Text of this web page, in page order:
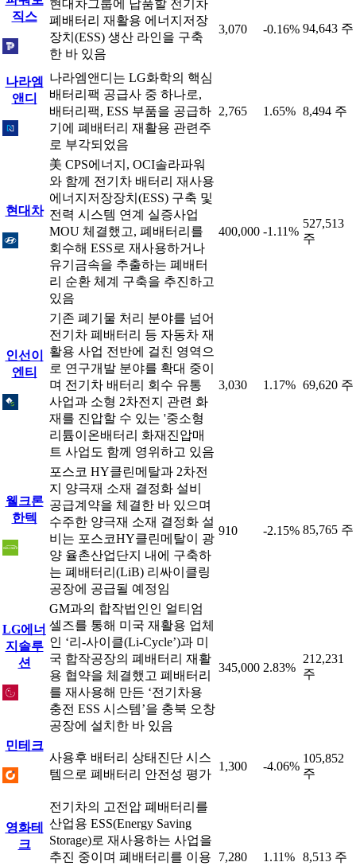
직스
현대차그룹에 납품할 전기차
폐배터리 재활용 에너지저장
장치(ESS) 생산 라인을 구축
한 바 있음
3,070 -0.16% 94,643 주
나라엠
앤디
나라엠앤디는 LG화학의 핵심
배터리팩 공급사 중 하나로,
배터리팩, ESS 부품을 공급하
기에 폐배터리 재활용 관련주
로 부각되었음
2,765 1.65% 8,494 주
현대차
美 CPS에너지, OCI솔라파워
와 함께 전기차 배터리 재사용
에너지저장장치(ESS) 구축 및
전력 시스템 연계 실증사업
MOU 체결했고, 폐배터리를
회수해 ESS로 재사용하거나
유기금속을 추출하는 폐배터
리 순환 체계 구축을 추진하고
있음
400,000 -1.11%
527,513
주
인선이
엔티
기존 폐기물 처리 분야를 넘어
전기차 폐배터리 등 자동차 재
활용 사업 전반에 걸친 영역으
로 연구개발 분야를 확대 중이
며 전기차 배터리 회수 유통
사업과 소형 2차전지 관련 화
재를 진압할 수 있는 '중소형
리튬이온배터리 화재진압매
트 사업도 함께 영위하고 있음
3,030 1.17% 69,620 주
웰크론
한텍
포스코 HY클린메탈과 2차전
지 양극재 소재 결정화 설비
공급계약을 체결한 바 있으며
수주한 양극재 소재 결정화 설
비는 포스코HY클린메탈이 광
양 율촌산업단지 내에 구축하
는 폐배터리(LiB) 리싸이클링
공장에 공급될 예정임
910 -2.15% 85,765 주
LG에너
지솔루
션
GM과의 합작법인인 얼티엄
셀즈를 통해 미국 재활용 업체
인 ‘리-사이클(Li-Cycle’)과 미
국 합작공장의 폐배터리 재활
용 협약을 체결했고 폐배터리
를 재사용해 만든 ‘전기차용
충전 ESS 시스템’을 충북 오창
공장에 설치한 바 있음
345,000 2.83%
212,231
주
민테크
사용후 배터리 상태진단 시스
템으로 폐배터리 안전성 평가
1,300 -4.06%
105,852
주
영화테
크
전기차의 고전압 폐배터리를
산업용 ESS(Energy Saving
Storage)로 재사용하는 사업을
추진 중이며 폐배터리를 이용
7,280 1.11% 8,513 주